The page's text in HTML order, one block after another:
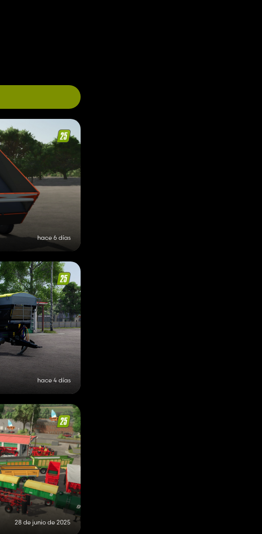
hace 6 días
hace 4 días
28 de junio de 2025